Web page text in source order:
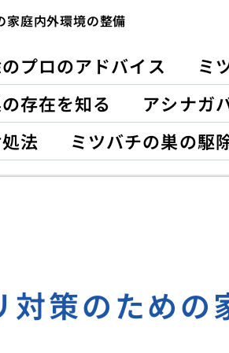
家庭内外環境の整備
プロのアドバイス ミ
存在を知る
アシナガ
法
ミツバチの巣の駆
対策のための